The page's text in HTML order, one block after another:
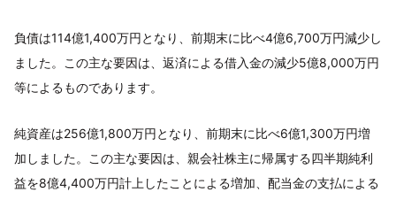
負債は114億1,400万円となり、前期末に比べ4億6,700万円減少し
ました。この主な要因は、返済による借入金の減少5億8,000万円
等によるものであります。
純資産は256億1,800万円となり、前期末に比べ6億1,300万円増
加しました。この主な要因は、親会社株主に帰属する四半期純利
益を8億4,400万円計上したことによる増加、配当金の支払による